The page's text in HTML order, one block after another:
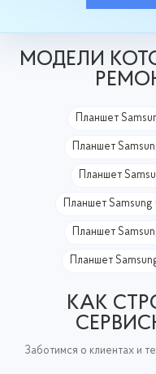
МОДЕЛИ
Планшет
Планшет
Планшет
Планшет Samsung
Планшет
Планшет
КАК
Заботимся о клиентах и